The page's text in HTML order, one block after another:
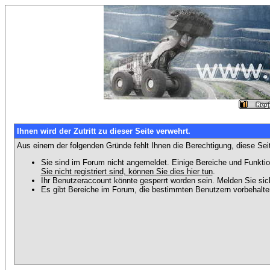
Ihnen wird der Zutritt zu dieser Seite verwehrt.
Aus einem der folgenden Gründe fehlt Ihnen die Berechtigung, diese
Sie sind im Forum nicht angemeldet. Einige Bereiche und
Sie nicht registriert sind, können Sie dies hier tun.
Ihr Benutzeraccount könnte gesperrt worden sein. Melden Sie
Es gibt Bereiche im Forum, die bestimmten Benutzern